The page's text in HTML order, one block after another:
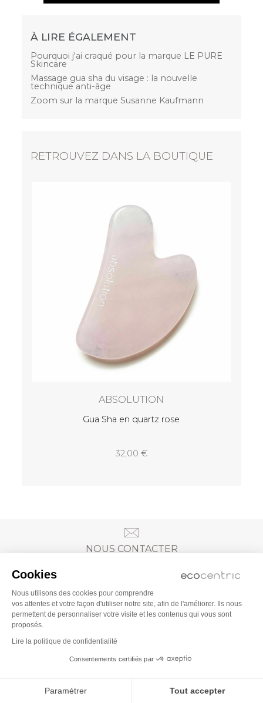
À LIRE ÉGALEMENT
Pourquoi j'ai craqué pour la marque LE PURE
Skincare
Massage gua sha du visage : la nouvelle
technique anti-âge
Zoom sur la marque Susanne Kaufmann
RETROUVEZ DANS LA BOUTIQUE
ABSOLUTION
Gua Sha en quartz rose
32,00
NOUS CONTACTER
REFORESTATION
Cookies
Nous utilisons des cookies pour comprendre
vos attentes et votre façon d'utiliser notre site, afin de l'améliorer. Ils nous
permettent de personnaliser votre visite et les contenus qui vous sont
proposés.
Lire la politique de confidentialité
Consentements certifiés par
Paramétrer Tout accepter